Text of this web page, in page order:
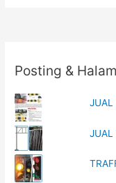
Rambu
Harga
Cat
Marka
Sulawesi
TKDN
Posting &
JUAL
JUAL